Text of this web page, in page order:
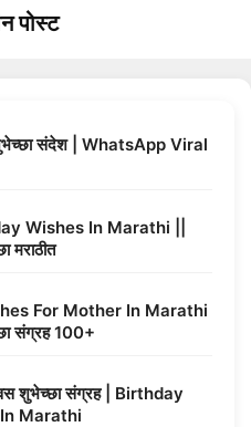
पोस्ट
संदेश | WhatsApp Viral
Wishes In Marathi ||
मराठीत
For Mother In Marathi
संग्रह 100+
शुभेच्छा संग्रह | Birthday
Marathi